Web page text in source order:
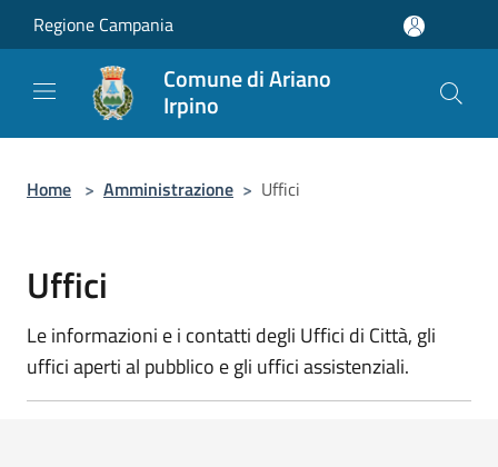
Salta al contenuto principale
Regione Campania
Comune di Ariano
Irpino
Home > Amministrazione > Uffici
Uffici
Le informazioni e i contatti degli Uffici di Città, gli
uffici aperti al pubblico e gli uffici assistenziali.